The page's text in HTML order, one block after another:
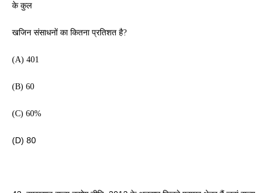
के कुल
खजिन संसाधनों का कितना प्रतिशत है?
(A) 401
(B) 60
(C) 60%
(D) 80